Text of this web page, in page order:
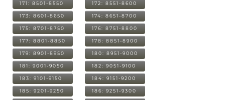
171: 8501-8550 172: 8551-8600
173: 8601-8650 174: 8651-8700
175: 8701-8750 176: 8751-8800
177: 8801-8850 178: 8851-8900
179: 8901-8950 180: 8951-9000
181: 9001-9050 182: 9051-9100
183: 9101-9150 184: 9151-9200
185: 9201-9250 186: 9251-9300